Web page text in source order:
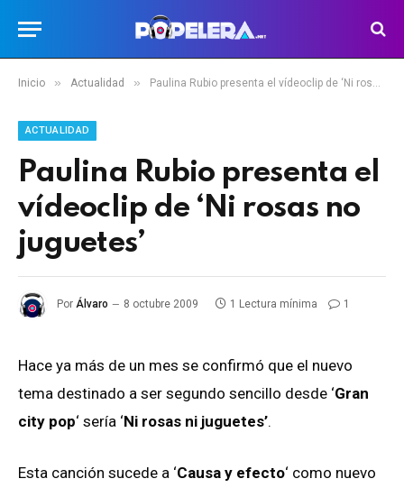
Inicio » Actualidad » Paulina Rubio presenta el vídeoclip de ‘Ni rosas no juguetes’
ACTUALIDAD
Paulina Rubio presenta el
vídeoclip de ‘Ni rosas no
juguetes’
Por Álvaro 8 octubre 2009 1 Lectura mínima 1
Hace ya más de un mes se confirmó que el nuevo
tema destinado a ser segundo sencillo desde ‘Gran
city pop‘ sería ‘Ni rosas ni juguetes’.
Esta canción sucede a ‘Causa y efecto‘ como nuevo